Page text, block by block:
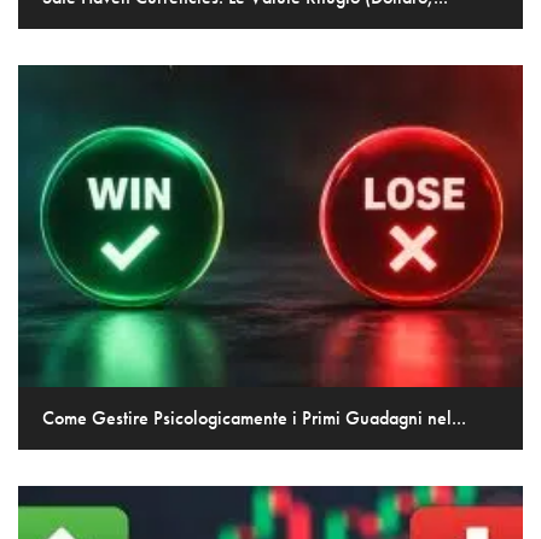
Come Gestire Psicologicamente i Primi Guadagni nel...